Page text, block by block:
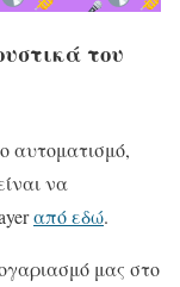
του
αυτοματισμό,
να
από εδώ.
μας στο